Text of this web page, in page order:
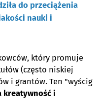
do przeciążenia
nauki i
który promuje
(często niskiej
i grantów. Ten "wyścig
kreatywność i